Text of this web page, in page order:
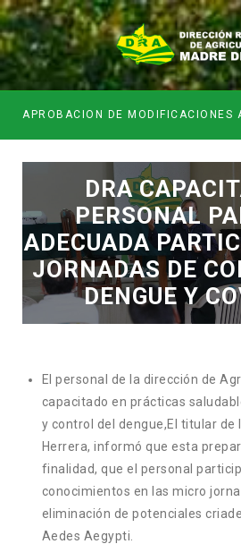
DRA
PERSONAL
ADECUADA
JORNADAS DE
DENGUE Y
El personal de la dirección de
capacitado en prácticas
y control del dengue,El titular de
Herrera, informó que esta
finalidad, que el personal
conocimientos en las micro
eliminación de potenciales
Aedes Aegypti.